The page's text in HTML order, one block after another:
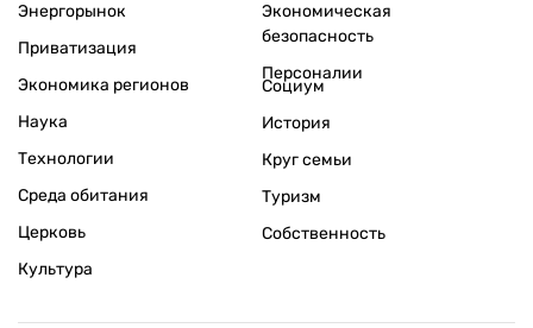
Энергорынок
Приватизация
Экономика регионов
Экономическая
безопасность
Персоналии
Наука
Технологии
Среда обитания
Церковь
Культура
Социум
История
Круг семьи
Туризм
Собственность